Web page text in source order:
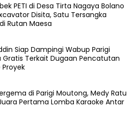
PETI di Desa Tirta Nagaya Bolano
Disita, Satu Tersangka
Rutan Maesa
Siap Dampingi Wabup Parigi
Terkait Dugaan Pencatutan
di Parigi Moutong, Medy Ratu
Pertama Lomba Karaoke Antar